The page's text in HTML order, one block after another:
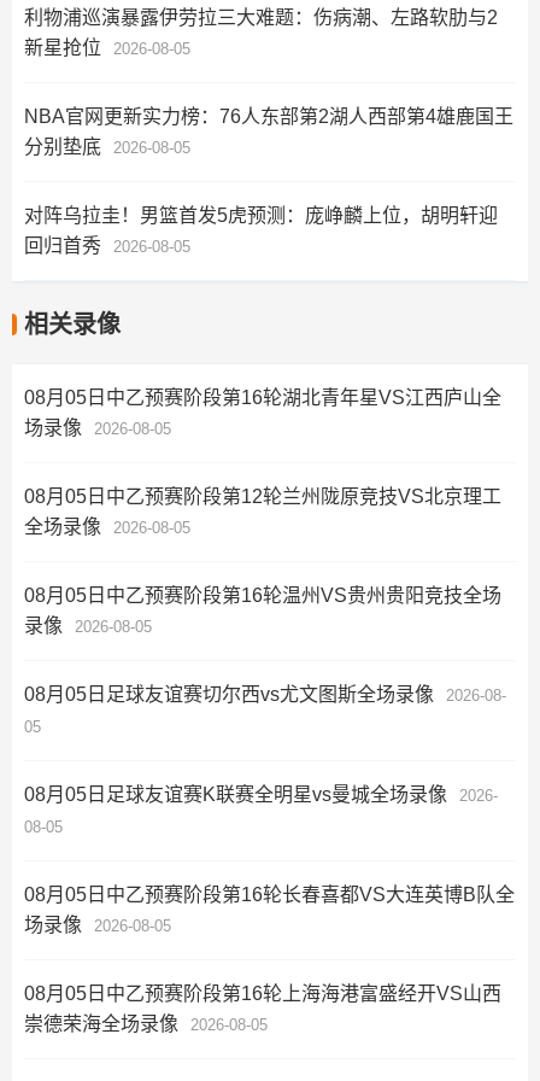
利物浦巡演暴露伊劳拉三大难题：伤病潮、左路软肋与2
新星抢位
2026-08-05
NBA官网更新实力榜：76人东部第2湖人西部第4雄鹿国王
分别垫底
2026-08-05
对阵乌拉圭！男篮首发5虎预测：庞峥麟上位，胡明轩迎
回归首秀
2026-08-05
相关录像
08月05日中乙预赛阶段第16轮湖北青年星VS江西庐山全
场录像
2026-08-05
08月05日中乙预赛阶段第12轮兰州陇原竞技VS北京理工
全场录像
2026-08-05
08月05日中乙预赛阶段第16轮温州VS贵州贵阳竞技全场
录像
2026-08-05
08月05日足球友谊赛切尔西vs尤文图斯全场录像
2026-08-
05
08月05日足球友谊赛K联赛全明星vs曼城全场录像
2026-
08-05
08月05日中乙预赛阶段第16轮长春喜都VS大连英博B队全
场录像
2026-08-05
08月05日中乙预赛阶段第16轮上海海港富盛经开VS山西
崇德荣海全场录像
2026-08-05